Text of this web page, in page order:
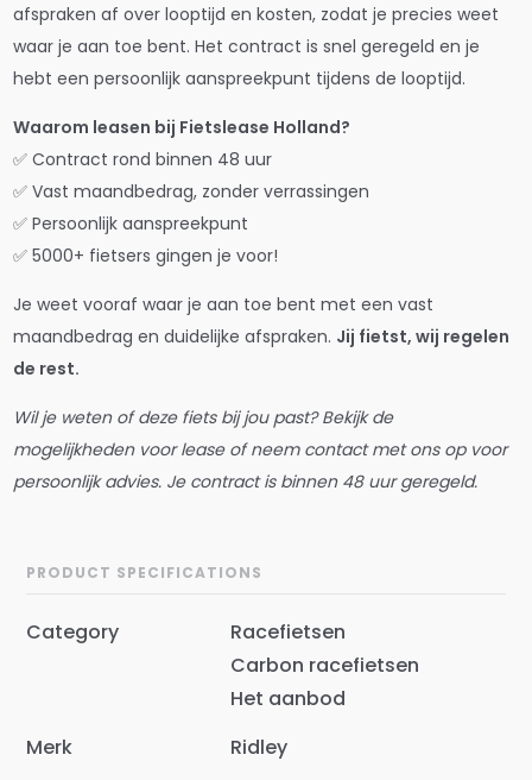
afspraken af over looptijd en kosten, zodat je precies weet
waar je aan toe bent. Het contract is snel geregeld en je
hebt een persoonlijk aanspreekpunt tijdens de looptijd.
Waarom leasen bij Fietslease Holland?
✅ Contract rond binnen 48 uur
✅ Vast maandbedrag, zonder verrassingen
✅ Persoonlijk aanspreekpunt
✅ 5000+ fietsers gingen je voor!
Je weet vooraf waar je aan toe bent met een vast
maandbedrag en duidelijke afspraken. Jij fietst, wij regelen
de rest.
Wil je weten of deze fiets bij jou past? Bekijk de
mogelijkheden voor lease of neem contact met ons op voor
persoonlijk advies. Je contract is binnen 48 uur geregeld.
PRODUCT SPECIFICATIONS
Category
Racefietsen
Carbon racefietsen
Het aanbod
Merk
Ridley